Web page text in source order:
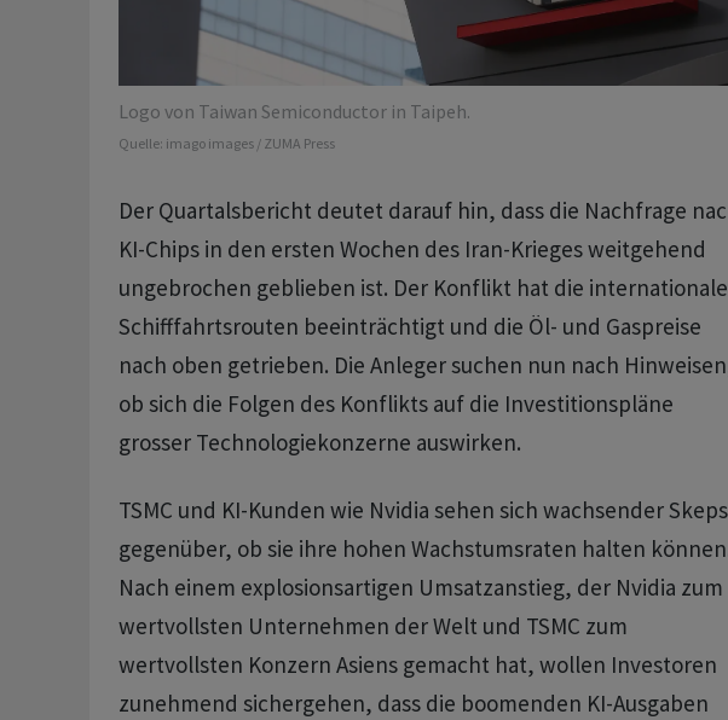
Logo von Taiwan Semiconductor in Taipeh.
Quelle: imago images / ZUMA Press
Der Quartalsbericht deutet darauf hin, dass die Nachfrage
KI-Chips in den ersten Wochen des Iran-Krieges weitgehend
ungebrochen geblieben ist. Der Konflikt hat die
Schifffahrtsrouten beeinträchtigt und die Öl- und Gaspreise
nach oben getrieben. Die Anleger suchen nun nach
ob sich die Folgen des Konflikts auf die Investitionspläne
grosser Technologiekonzerne auswirken.
TSMC und KI-Kunden wie Nvidia sehen sich wachsender
gegenüber, ob sie ihre hohen Wachstumsraten halten
Nach einem explosionsartigen Umsatzanstieg, der Nvidia zum
wertvollsten Unternehmen der Welt und TSMC zum
wertvollsten Konzern Asiens gemacht hat, wollen Investoren
zunehmend sichergehen, dass die boomenden KI-Ausgaben